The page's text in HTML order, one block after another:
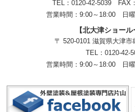
TEL： 0120-42-5039 FAX
営業時間：9:00～18:00
日
【北大津ショール
〒 520-0101 滋賀県大津市
TEL： 0120-42-
営業時間：9:00～18:00
日